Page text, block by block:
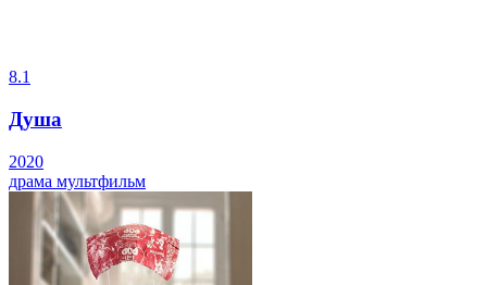
8.1
Душа
2020
драма мультфильм